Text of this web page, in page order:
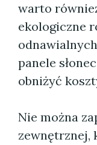
warto
ekologiczne
panele
obniżyć
Nie można
zewnętrznej,